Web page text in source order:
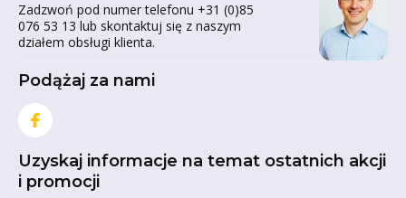
Zadzwoń pod numer telefonu +31 (0)85
076 53 13 lub skontaktuj się z naszym
działem obsługi klienta.
Podążaj za nami
Uzyskaj informacje na temat ostatnich akcji
i promocji